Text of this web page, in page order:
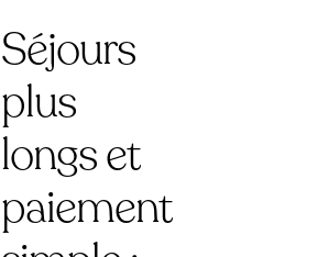
Séjours
plus
longs et
paiement